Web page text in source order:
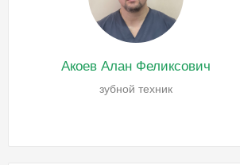
Акоев Алан Феликсович
зубной техник